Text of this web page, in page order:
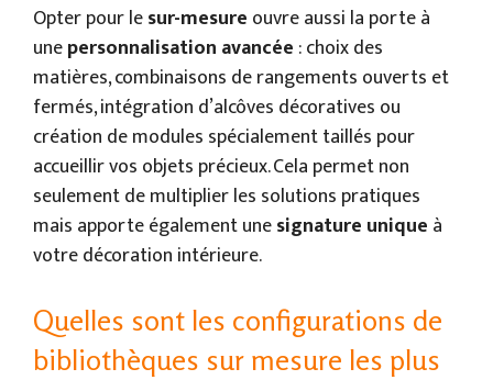
Opter pour lesur-mesure ouvre aussi la porte à
unepersonnalisation avancée : choix des
matières, combinaisons de rangements ouverts et
fermés, intégration d’alcôves décoratives ou
création de modules spécialement taillés pour
accueillir vos objets précieux. Cela permet non
seulement de multiplier les solutions pratiques
mais apporte également unesignature unique à
votre décoration intérieure.
Quelles sont les configurations de
bibliothèques sur mesure les plus